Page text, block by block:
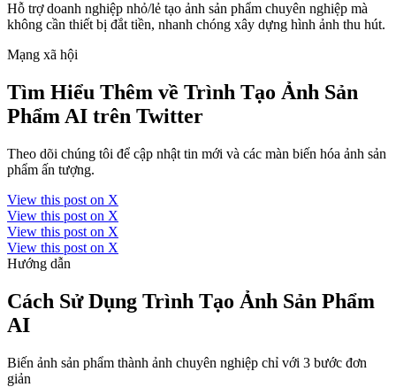
Hỗ trợ doanh nghiệp nhỏ/lẻ tạo ảnh sản phẩm chuyên nghiệp mà
không cần thiết bị đắt tiền, nhanh chóng xây dựng hình ảnh thu hút.
Mạng xã hội
Tìm Hiểu Thêm về Trình Tạo Ảnh Sản
Phẩm AI trên Twitter
Theo dõi chúng tôi để cập nhật tin mới và các màn biến hóa ảnh sản
phẩm ấn tượng.
View this post on X
View this post on X
View this post on X
View this post on X
Hướng dẫn
Cách Sử Dụng Trình Tạo Ảnh Sản Phẩm
AI
Biến ảnh sản phẩm thành ảnh chuyên nghiệp chỉ với 3 bước đơn
giản